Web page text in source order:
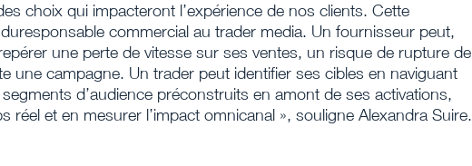
choix qui impacteront l’expérience de nos clients. Cette
commercial au trader media. Un fournisseur peut,
une perte de vitesse sur ses ventes, un risque de rupture de
une campagne. Un trader peut identifier ses cibles en naviguant
d’audience préconstruits en amont de ses activations,
réel et en mesurer l’impact omnicanal », souligne Alexandra Suire.